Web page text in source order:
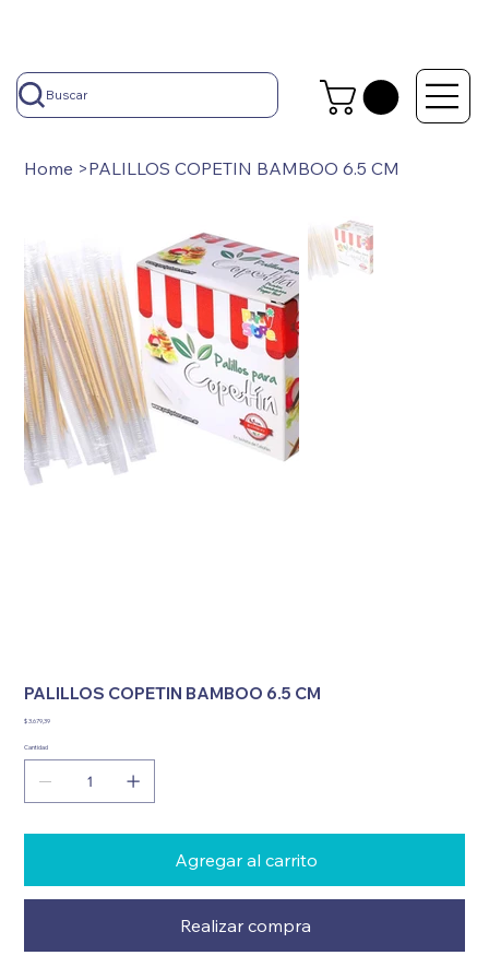
Buscar
Home >PALILLOS COPETIN BAMBOO 6.5 CM
PALILLOS COPETIN BAMBOO 6.5 CM
Precio
$ 3.679,39
Cantidad
Agregar al carrito
Realizar compra